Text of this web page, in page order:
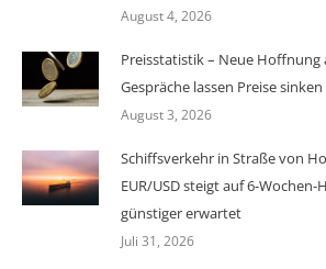
August 4, 2026
Preisstatistik – Neue Hoffnung
Gespräche lassen Preise sinken
August 3, 2026
Schiffsverkehr in Straße von
EUR/USD steigt auf 6-Wochen-
günstiger erwartet
Juli 31, 2026